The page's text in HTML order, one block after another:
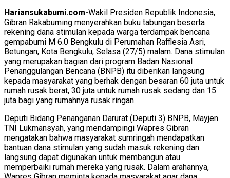
Hariansukabumi.com-Wakil Presiden Republik Indonesia,
Gibran Rakabuming menyerahkan buku tabungan beserta
rekening dana stimulan kepada warga terdampak bencana
gempabumi M 6.0 Bengkulu di Perumahan Rafflesia Asri,
Betungan, Kota Bengkulu, Selasa (27/5) malam. Dana stimulan
yang merupakan bagian dari program Badan Nasional
Penanggulangan Bencana (BNPB) itu diberikan langsung
kepada masyarakat yang berhak dengan besaran 60 juta untuk
rumah rusak berat, 30 juta untuk rumah rusak sedang dan 15
juta bagi yang rumahnya rusak ringan.
Deputi Bidang Penanganan Darurat (Deputi 3) BNPB, Mayjen
TNI Lukmansyah, yang mendampingi Wapres Gibran
mengatakan bahwa masyarakat sumringah mendapatkan
bantuan dana stimulan yang sudah masuk rekening dan
langsung dapat digunakan untuk membangun atau
memperbaiki rumah mereka yang rusak. Dalam arahannya,